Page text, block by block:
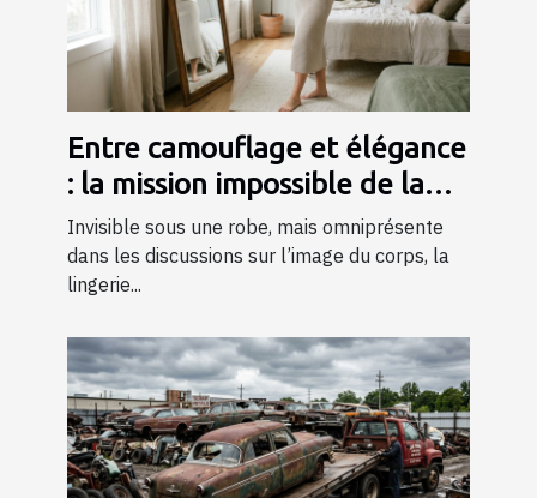
Entre camouflage et élégance
: la mission impossible de la
lingerie gainante ?
Invisible sous une robe, mais omniprésente
dans les discussions sur l’image du corps, la
lingerie...